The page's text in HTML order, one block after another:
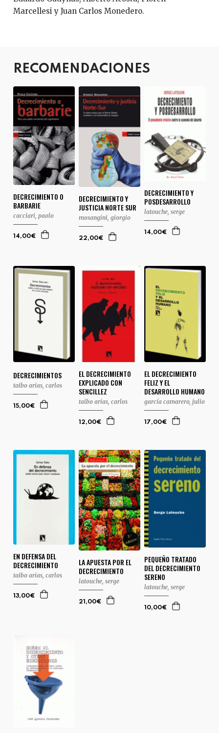
Marcellesi y Juan Carlos Monedero.
RECOMENDACIONES
DECRECIMIENTO O
BARBARIE
cacciari, paolo
14,00€
DECRECIMIENTO Y
JUSTICIA NORTE SUR
mosangini, giorgio
22,00€
DECRECIMIENTO Y
POSDESARROLLO
latouche, serge
14,00€
DECRECIMIENTOS
taibo arias, carlos
15,00€
EL DECRECIMIENTO
EXPLICADO CON
SENCILLEZ
taibo arias, carlos
12,00€
EL DECRECIMIENTO
FELIZ Y EL
DESARROLLO HUMANO
garcía camarero, julio
17,00€
EN DEFENSA DEL
DECRECIMIENTO
taibo arias, carlos
13,00€
LA APUESTA POR EL
DECRECIMIENTO
latouche, serge
21,00€
PEQUEÑO TRATADO
DEL DECRECIMIENTO
SERENO
latouche, serge
10,00€